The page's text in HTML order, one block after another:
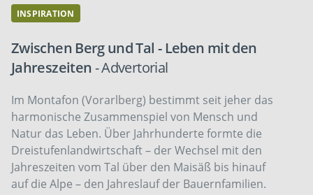
INSPIRATION
Zwischen Berg und Tal - Leben mit den
Jahreszeiten- Advertorial
Im Montafon (Vorarlberg) bestimmt seit jeher das
harmonische Zusammenspiel von Mensch und
Natur das Leben. Über Jahrhunderte formte die
Dreistufenlandwirtschaft – der Wechsel mit den
Jahreszeiten vom Tal über den Maisäß bis hinauf
auf die Alpe – den Jahreslauf der Bauernfamilien.